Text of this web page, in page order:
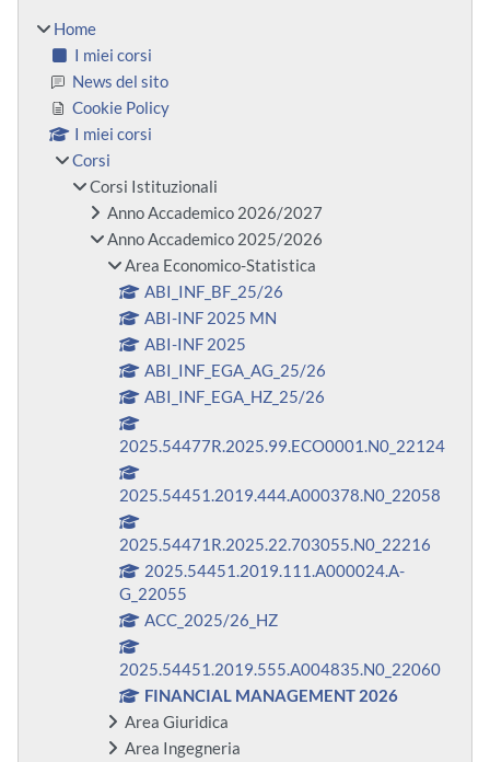
Home
I miei corsi
News del sito
Cookie Policy
I miei corsi
Corsi
Corsi Istituzionali
Anno Accademico 2026/2027
Anno Accademico 2025/2026
Area Economico-Statistica
ABI_INF_BF_25/26
ABI-INF 2025 MN
ABI-INF 2025
ABI_INF_EGA_AG_25/26
ABI_INF_EGA_HZ_25/26
2025.54477R.2025.99.ECO0001.N0_22124
2025.54451.2019.444.A000378.N0_22058
2025.54471R.2025.22.703055.N0_22216
2025.54451.2019.111.A000024.A-
G_22055
ACC_2025/26_HZ
2025.54451.2019.555.A004835.N0_22060
FINANCIAL MANAGEMENT 2026
Area Giuridica
Area Ingegneria